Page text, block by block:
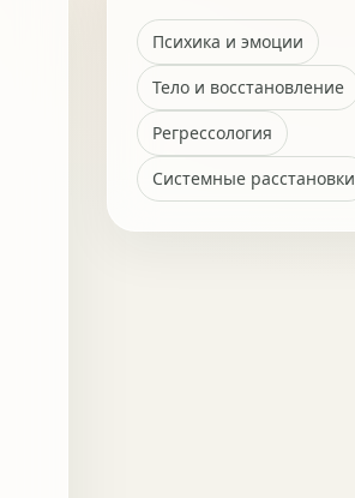
Психика и эмоции
Тело и восстановление
Регрессология
Системные расстановки